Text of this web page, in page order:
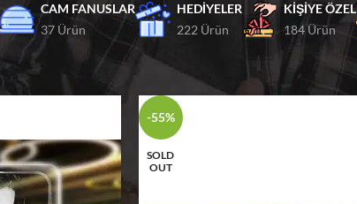
CAM FANUSLAR
37 Ürün
HEDIYELER
222 Ürün
KIŞIYE ÖZEL
184 Ürün
Göster
-55%
SOLD
OUT